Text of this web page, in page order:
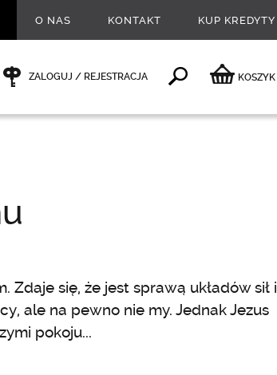
O NAS KONTAKT KUP KREDYTY
ZALOGUJ / REJESTRACJA KOSZYK
Zdaje się, że jest sprawą układów sił i
ale na pewno nie my. Jednak Jezus
pokoju...